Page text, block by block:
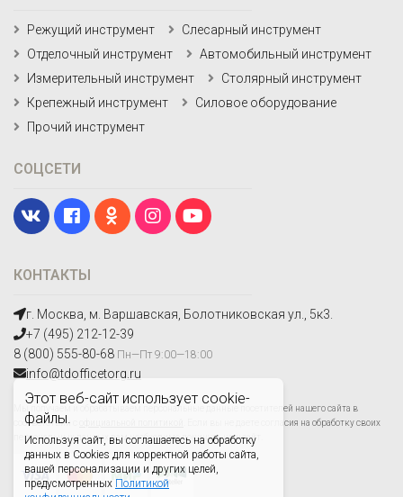
Этот веб-сайт использует cookie-
файлы.
Используя сайт, вы соглашаетесь на обработку
данных в Cookies для корректной работы сайта,
вашей персонализации и других целей,
предусмотренных Политикой
КОНТАКТЫ
г. Москва, м. Варшавская, Болотниковская ул., 5к3.
+7 (495) 212-12-39
8 (800) 555-80-68 Пн—Пт 9:00—18:00
info@tdofficetorg.ru
Мы получаем и обрабатываем персональные данные посетителей нашего сайта в
соответствии с
. Если вы не даете согласия на обработку своих
персональных данных,вам необходимо покинуть наш сайт.
Режущий инструмент
Слесарный инструмент
Отделочный инструмент
Автомобильный инструмент
Измерительный инструмент
Столярный инструмент
Крепежный инструмент
Силовое оборудование
Прочий инструмент
СОЦСЕТИ